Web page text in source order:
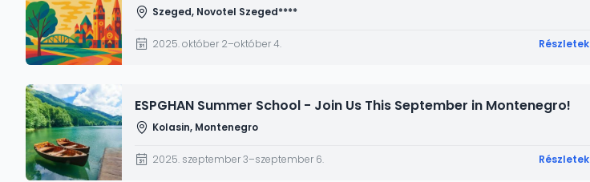
Szeged, Novotel Szeged****
2025. október 2–október 4. Részletek
Kép
ESPGHAN Summer School - Join Us This September in Montenegro!
Kolasin, Montenegro
2025. szeptember 3–szeptember 6. Részletek